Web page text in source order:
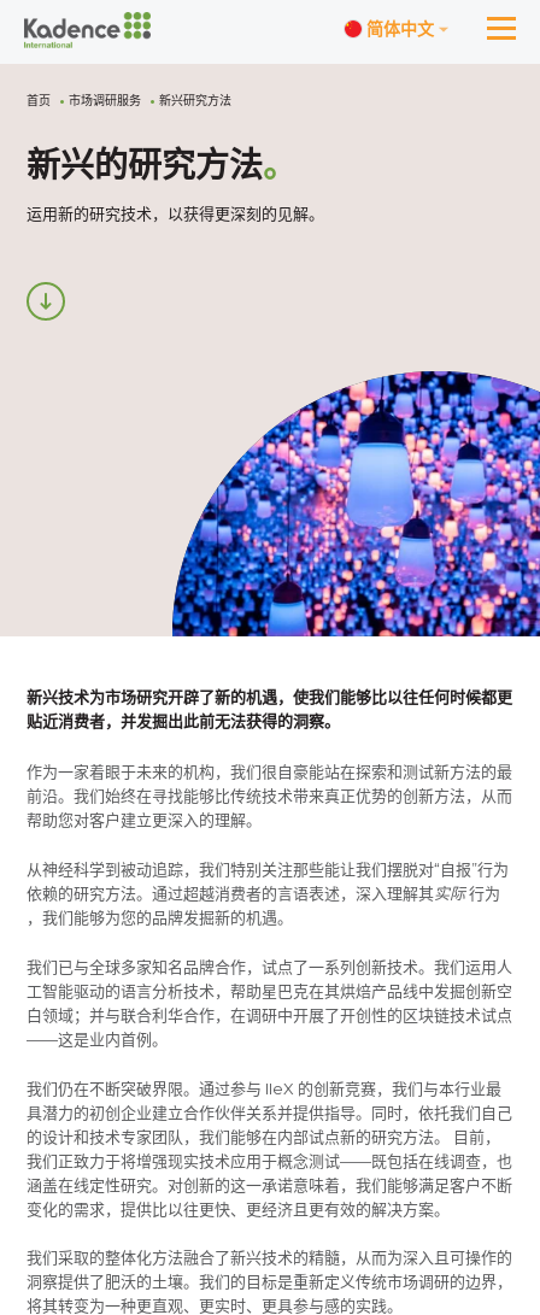
简体中文
首页 市场调研服务 新兴研究方法
新兴的研究方法。
运用新的研究技术，以获得更深刻的见解。
新兴技术为市场研究开辟了新的机遇，使我们能够比以往任何时候都更
贴近消费者，并发掘出此前无法获得的洞察。
作为一家着眼于未来的机构，我们很自豪能站在探索和测试新方法的最
前沿。我们始终在寻找能够比传统技术带来真正优势的创新方法，从而
帮助您对客户建立更深入的理解。
从神经科学到被动追踪，我们特别关注那些能让我们摆脱对“自报”行为
依赖的研究方法。通过超越消费者的言语表述，深入理解其实际行为
，我们能够为您的品牌发掘新的机遇。
我们已与全球多家知名品牌合作，试点了一系列创新技术。我们运用人
工智能驱动的语言分析技术，帮助星巴克在其烘焙产品线中发掘创新空
白领域；并与联合利华合作，在调研中开展了开创性的区块链技术试点
——这是业内首例。
我们仍在不断突破界限。通过参与 IIeX 的创新竞赛，我们与本行业最
具潜力的初创企业建立合作伙伴关系并提供指导。同时，依托我们自己
的设计和技术专家团队，我们能够在内部试点新的研究方法。 目前，
我们正致力于将增强现实技术应用于概念测试——既包括在线调查，也
涵盖在线定性研究。对创新的这一承诺意味着，我们能够满足客户不断
变化的需求，提供比以往更快、更经济且更有效的解决方案。
我们采取的整体化方法融合了新兴技术的精髓，从而为深入且可操作的
洞察提供了肥沃的土壤。我们的目标是重新定义传统市场调研的边界，
将其转变为一种更直观、更实时、更具参与感的实践。